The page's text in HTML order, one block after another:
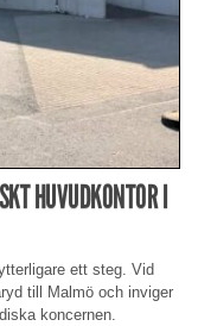
HUVUDKONTOR I
ett steg. Vid
till Malmö och inviger
koncernen.